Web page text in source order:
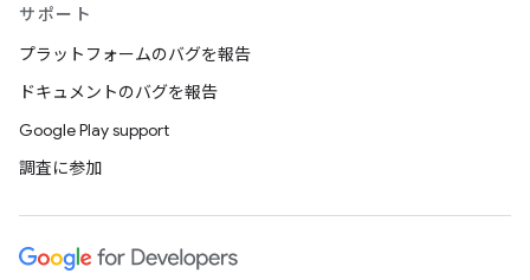
サポート
プラットフォームのバグを報告
ドキュメントのバグを報告
Google Play support
調査に参加